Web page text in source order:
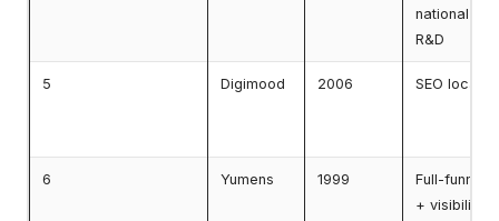
national +
R&D
5 Digimood 2006 SEO local
6 Yumens 1999
Full-funnel
+ visibilité